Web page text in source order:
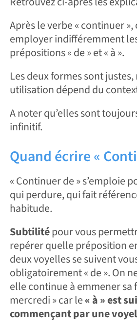
Après le verbe « continuer
employer indifféremment
prépositions « de » et « à ».
Les deux formes sont
utilisation dépend du
A noter qu’elles sont
infinitif.
Quand écrire «
« Continuer de » s’emploie
qui perdure, qui fait
habitude.
Subtilitépour vous
repérer quelle préposition
deux voyelles se suivent
obligatoirement « de ». On
elle continue à emmener sa
mercredi » car le« à » est
commençant par une